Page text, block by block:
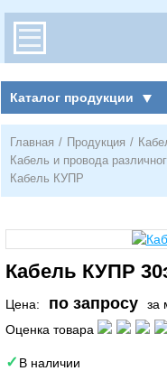
Каталог продукции
Главная / Продукция /
Кабель и провода
Кабель КУПР
Кабель КУПР
Цена: по запросу
за
Оценка товара
В наличии